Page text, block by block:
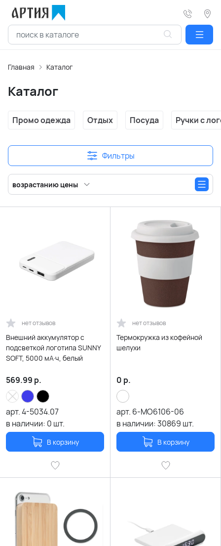
Главная Каталог
Каталог
Промо одежда Отдых Посуда Ручки с
Фильтры
возрастанию цены
нет отзывов
Внешний аккумулятор с
подсветкой логотипа SUNNY
SOFT, 5000 мА·ч, белый
569.99 р.
арт.4-5034.07
в наличии: 0 шт.
В корзину
нет отзывов
Термокружка из кофейной
шелухи
0 р.
арт. 6-MO6106-06
в наличии:30869 шт.
В корзину